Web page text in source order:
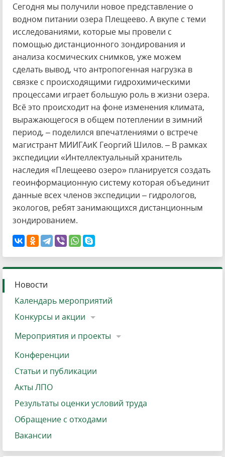
Сегодня мы получили новое представление о
водном питании озера Плещеево. А вкупе с теми
исследованиями, которые мы провели с
помощью дистанционного зондирования и
анализа космических снимков, уже можем
сделать вывод, что антропогенная нагрузка в
связке с происходящими гидрохимическими
процессами играет большую роль в жизни озера.
Всё это происходит на фоне изменения климата,
выражающегося в общем потеплении в зимний
период, – поделился впечатлениями о встрече
магистрант МИИГАиК Георгий Шилов. – В рамках
экспедиции «Интеллектуальный хранитель
наследия «Плещеево озеро» планируется создать
геоинформационную систему которая объединит
данные всех членов экспедиции – гидрологов,
экологов, ребят занимающихся дистанционным
зондированием.
Новости
Календарь мероприятий
Конкурсы и акции
Мероприятия и проекты
Конференции
Статьи и публикации
Акты ЛПО
Результаты оценки условий труда
Обращение с отходами
Вакансии